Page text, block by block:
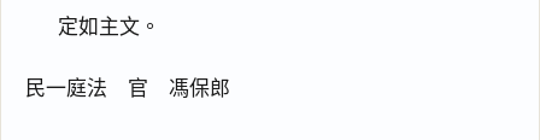
定如主文。
民一庭法 官 馮保郎